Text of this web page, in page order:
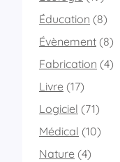
Éducation (8)
Évènement (8)
Fabrication (4)
Livre (17)
Logiciel (71)
Médical (10)
Nature (4)